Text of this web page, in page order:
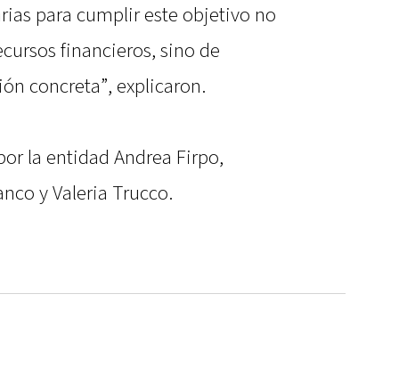
para cumplir este objetivo no
financieros, sino de
concreta”, explicaron.
la entidad Andrea Firpo,
y Valeria Trucco.